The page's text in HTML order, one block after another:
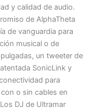
y calidad de audio.
de AlphaTheta
de vanguardia para
musical o de
un tweeter de
SonicLink y
para
o sin cables en
DJ de Ultramar